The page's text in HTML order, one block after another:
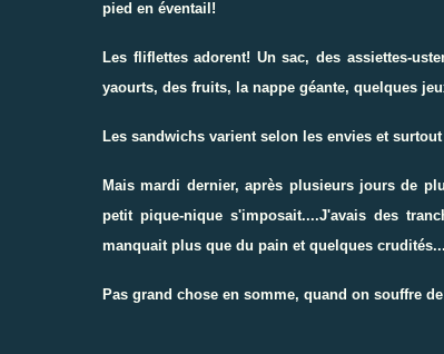
pied en éventail!
Les fliflettes adorent! Un sac, des assiettes-
yaourts, des fruits, la nappe géante, quelques
Les sandwichs varient selon les envies et
Mais mardi dernier, après plusieurs jours de
petit pique-nique s'imposait....J'avais des
manquait plus que du pain et quelques crudités...
Pas grand chose en somme, quand on souffre